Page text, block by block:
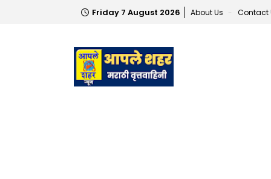
Friday 7 August 2026 About Us Contact